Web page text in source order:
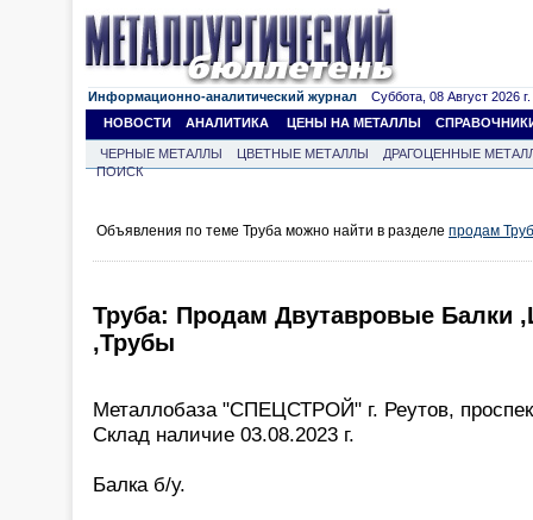
Информационно-аналитический журнал Суббота, 08 Август 2026 г.
НОВОСТИ
АНАЛИТИКА ЦЕНЫ НА МЕТАЛЛЫ
ЧЕРНЫЕ МЕТАЛЛЫ ЦВЕТНЫЕ МЕТАЛЛЫ
ДРАГОЦЕННЫЕ
ПОИСК
Объявления по теме Труба можно найти в разделе продам
Труба: Продам Двутавровые Балки
,Трубы
Металлобаза "СПЕЦСТРОЙ" г. Реутов,
Склад наличие 03.08.2023 г.
Балка б/у.